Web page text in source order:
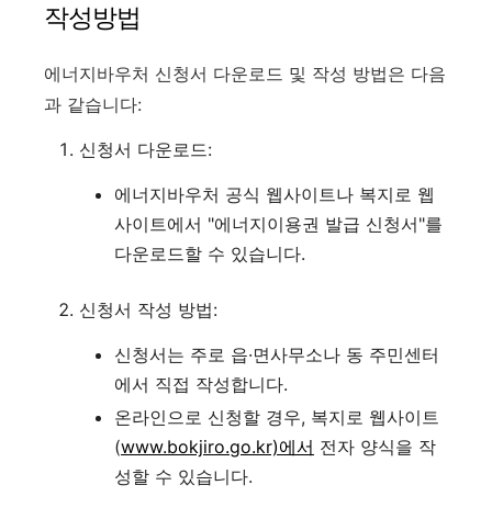
작성방법
에너지바우처 신청서 다운로드 및 작성 방법은 다음
과 같습니다:
신청서 다운로드:
에너지바우처 공식 웹사이트나 복지로 웹
사이트에서 "에너지이용권 발급 신청서"를
다운로드할 수 있습니다.
신청서 작성 방법:
신청서는 주로 읍·면사무소나 동 주민센터
에서 직접 작성합니다.
온라인으로 신청할 경우, 복지로 웹사이트
(www.bokjiro.go.kr)에서 전자 양식을 작
성할 수 있습니다.